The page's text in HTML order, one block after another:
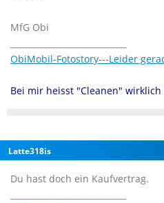
MfG Obi
ObiMobil-Fotostory---Leider
Bei mir heisst "Cleanen"
Latte318is
Du hast doch ein Kaufvertrag.